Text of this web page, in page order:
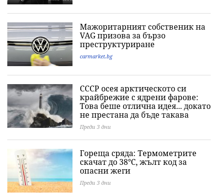
Мажоритарният собственик на
VAG призова за бързо
преструктуриране
carmarket.bg
СССР осея арктическото си
крайбрежие с ядрени фарове:
Това беше отлична идея... докато
не престана да бъде такава
Преди 3 дни
Гореща сряда: Термометрите
скачат до 38°C, жълт код за
опасни жеги
Преди 3 дни